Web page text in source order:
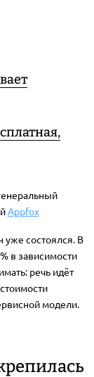
Appfox
уже состоялся. В
в зависимости
речь идёт
модели.